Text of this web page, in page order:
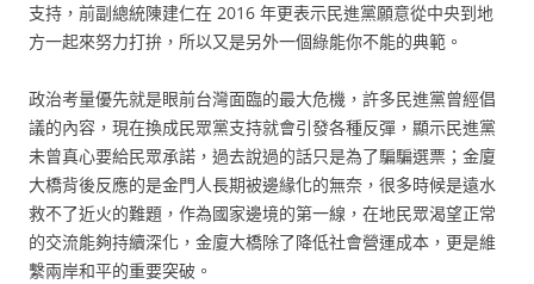
支持，前副總統陳建仁在 2016 年更表示民進黨願意從中央到地
方一起來努力打拚，所以又是另外一個綠能你不能的典範。
政治考量優先就是眼前台灣面臨的最大危機，許多民進黨曾經倡
議的內容，現在換成民眾黨支持就會引發各種反彈，顯示民進黨
未曾真心要給民眾承諾，過去說過的話只是為了騙騙選票；金廈
大橋背後反應的是金門人長期被邊緣化的無奈，很多時候是遠水
救不了近火的難題，作為國家邊境的第一線，在地民眾渴望正常
的交流能夠持續深化，金廈大橋除了降低社會營運成本，更是維
繫兩岸和平的重要突破。